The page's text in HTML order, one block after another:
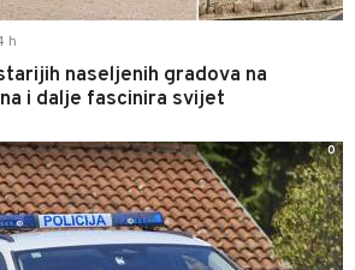
h
naseljenih gradova na
i dalje fascinira svijet
0